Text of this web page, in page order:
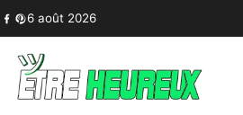
Skip to content
6 août 2026